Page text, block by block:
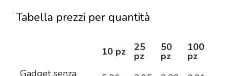
Tabella prezzi per quantità
10 pz 25
pz
50
pz
100
pz